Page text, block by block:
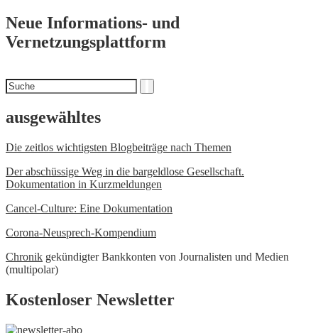
Neue Informations- und
Vernetzungsplattform
Suchen
nach
ausgewähltes
Die zeitlos wichtigsten Blogbeiträge nach Themen
Der abschüssige Weg in die bargeldlose Gesellschaft.
Dokumentation in Kurzmeldungen
Cancel-Culture: Eine Dokumentation
Corona-Neusprech-Kompendium
Chronik gekündigter Bankkonten von Journalisten und Medien
(multipolar)
Kostenloser Newsletter